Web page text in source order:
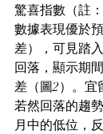
驚喜指數（註
數據表現優於
差），可見踏
回落，顯示期
差（圖2）。宜
若然回落的趨
月中的低位，